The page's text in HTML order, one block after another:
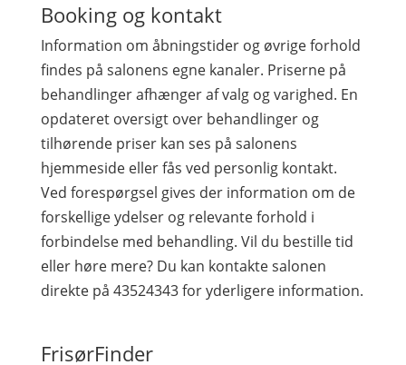
Booking og kontakt
Information om åbningstider og øvrige forhold
findes på salonens egne kanaler. Priserne på
behandlinger afhænger af valg og varighed. En
opdateret oversigt over behandlinger og
tilhørende priser kan ses på salonens
hjemmeside eller fås ved personlig kontakt.
Ved forespørgsel gives der information om de
forskellige ydelser og relevante forhold i
forbindelse med behandling. Vil du bestille tid
eller høre mere? Du kan kontakte salonen
direkte på 43524343 for yderligere information.
FrisørFinder